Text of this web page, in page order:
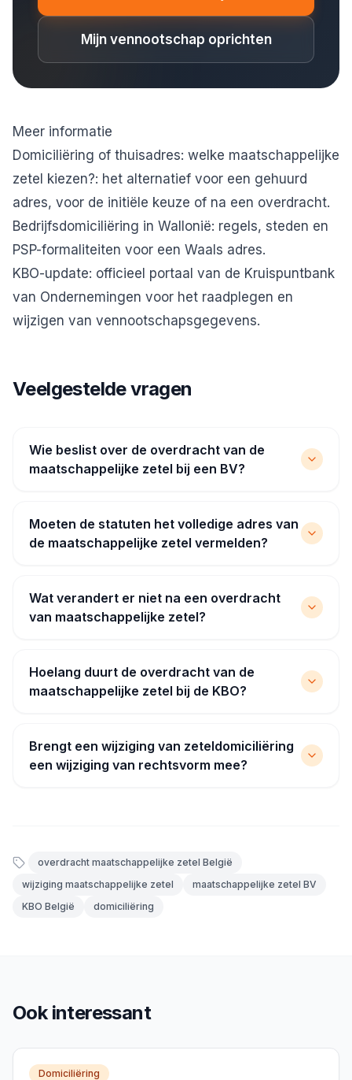
Mijn vennootschap oprichten
Meer informatie
Domiciliëring of thuisadres: welke maatschappelijke
zetel kiezen?: het alternatief voor een gehuurd
adres, voor de initiële keuze of na een overdracht.
Bedrijfsdomiciliëring in Wallonië: regels, steden en
PSP-formaliteiten voor een Waals adres.
KBO-update: officieel portaal van de Kruispuntbank
van Ondernemingen voor het raadplegen en
wijzigen van vennootschapsgegevens.
Veelgestelde vragen
Wie beslist over de overdracht van de
maatschappelijke zetel bij een BV?
Moeten de statuten het volledige adres van
de maatschappelijke zetel vermelden?
Wat verandert er niet na een overdracht
van maatschappelijke zetel?
Hoelang duurt de overdracht van de
maatschappelijke zetel bij de KBO?
Brengt een wijziging van zeteldomiciliëring
een wijziging van rechtsvorm mee?
overdracht maatschappelijke zetel België
wijziging maatschappelijke zetel
maatschappelijke zetel BV
KBO België
domiciliëring
Ook interessant
Domiciliëring